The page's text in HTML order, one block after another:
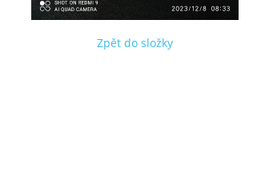
Zpět do složky